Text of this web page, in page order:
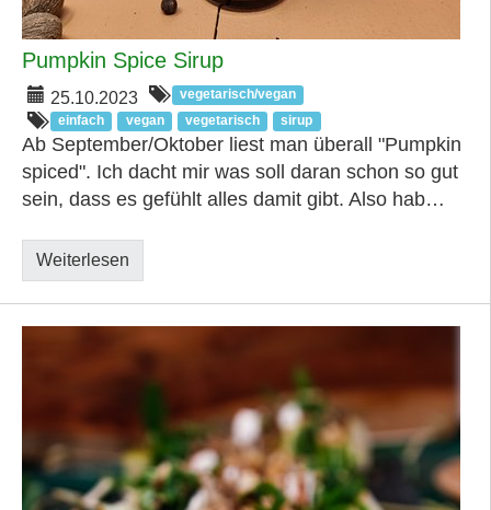
Pumpkin Spice Sirup
25.10.2023
vegetarisch/vegan
einfach
vegan vegetarisch sirup
Ab September/Oktober liest man überall "Pumpkin
spiced". Ich dacht mir was soll daran schon so gut
sein, dass es gefühlt alles damit gibt. Also hab…
Weiterlesen